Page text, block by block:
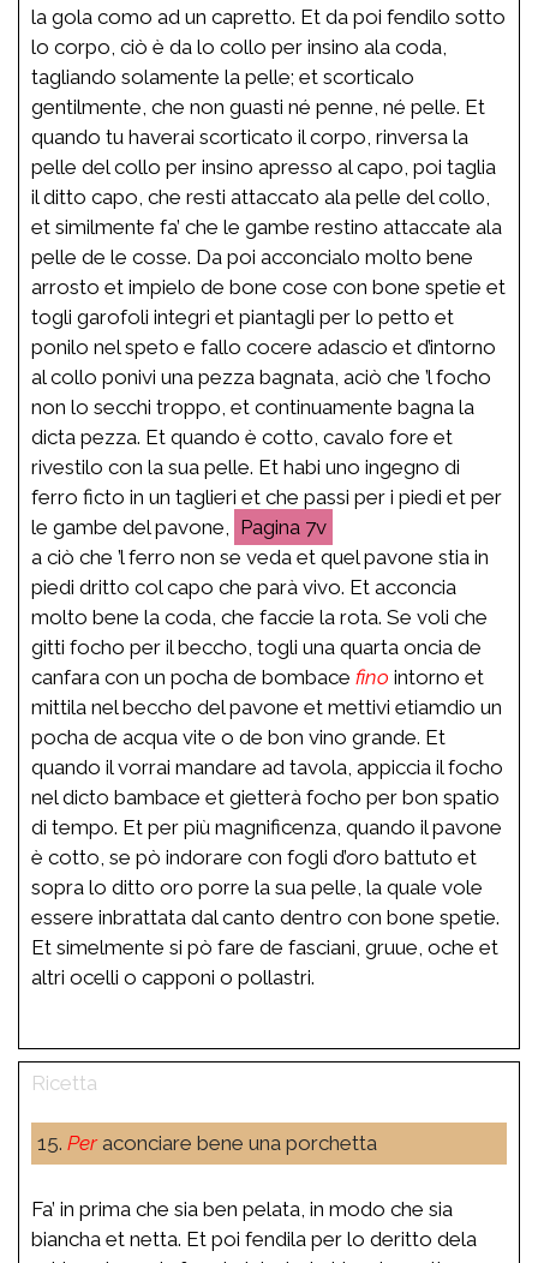
la gola como ad un capretto. Et da poi fendilo sotto
lo corpo, ciò è da lo collo per insino ala coda,
tagliando solamente la pelle; et scorticalo
gentilmente, che non guasti né penne, né pelle. Et
quando tu haverai scorticato il corpo, rinversa la
pelle del collo per insino apresso al capo, poi taglia
il ditto capo, che resti attaccato ala pelle del collo,
et similmente fa’ che le gambe restino attaccate ala
pelle de le cosse. Da poi acconcialo molto bene
arrosto et impielo de bone cose con bone spetie et
togli garofoli integri et piantagli per lo petto et
ponilo nel speto e fallo cocere adascio et d’intorno
al collo ponivi una pezza bagnata, aciò che ’l focho
non lo secchi troppo, et continuamente bagna la
dicta pezza. Et quando è cotto, cavalo fore et
rivestilo con la sua pelle. Et habi uno ingegno di
ferro ficto in un taglieri et che passi per i piedi et per
le gambe del pavone,
7v
a ciò che ’l ferro non se veda et quel pavone stia in
piedi dritto col capo che parà vivo. Et acconcia
molto bene la coda, che faccie la rota. Se voli che
gitti focho per il beccho, togli una quarta oncia de
canfara con un pocha de bombace fino intorno et
mittila nel beccho del pavone et mettivi etiamdio un
pocha de acqua vite o de bon vino grande. Et
quando il vorrai mandare ad tavola, appiccia il focho
nel dicto bambace et gietterà focho per bon spatio
di tempo. Et per più magnificenza, quando il pavone
è cotto, se pò indorare con fogli d’oro battuto et
sopra lo ditto oro porre la sua pelle, la quale vole
essere inbrattata dal canto dentro con bone spetie.
Et simelmente si pò fare de fasciani, gruue, oche et
altri ocelli o capponi o pollastri.
15. Peraconciare bene una porchetta
Fa’ in prima che sia ben pelata, in modo che sia
biancha et netta. Et poi fendila per lo deritto dela